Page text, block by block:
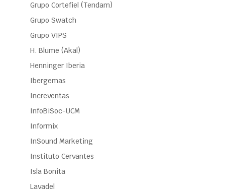
Grupo Cortefiel (Tendam)
Grupo Swatch
Grupo VIPS
H. Blume (Akal)
Henninger Iberia
Ibergemas
Increventas
InfoBiSoc-UCM
Informix
InSound Marketing
Instituto Cervantes
Isla Bonita
Lavadel